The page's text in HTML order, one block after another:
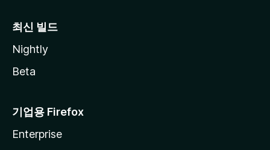
최신 빌드
Nightly
Beta
기업용 Firefox
Enterprise